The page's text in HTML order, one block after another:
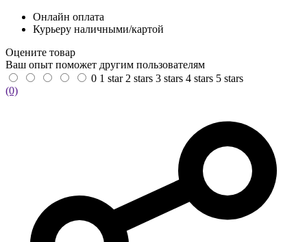
Онлайн оплата
Курьеру наличными/картой
Оцените товар
Ваш опыт поможет другим пользователям
0 1 star 2 stars 3 stars 4 stars 5 stars
(0)